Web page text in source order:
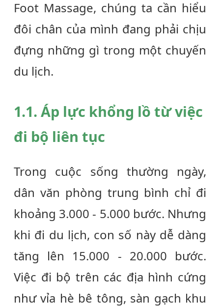
Foot Massage, chúng ta cần hiểu
đôi chân của mình đang phải chịu
đựng những gì trong một chuyến
du lịch.
1.1. Áp lực khổng lồ từ việc
đi bộ liên tục
Trong cuộc sống thường ngày,
dân văn phòng trung bình chỉ đi
khoảng 3.000 - 5.000 bước. Nhưng
khi đi du lịch, con số này dễ dàng
tăng lên 15.000 - 20.000 bước.
Việc đi bộ trên các địa hình cứng
như vỉa hè bê tông, sàn gạch khu